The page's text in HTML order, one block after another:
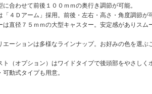
合わせて前後１００ｍｍの奥行き調節が可能。
４Ｄアーム」採用。前後・左右・高さ・角度調節が
直径７５ｍｍの大型キャスター。安定感がありスム
ーションは多様なラインナップ。お好みの色を選ぶ
（オプション）はワイドタイプで後頭部をやさしく
可動式タイプも用意。